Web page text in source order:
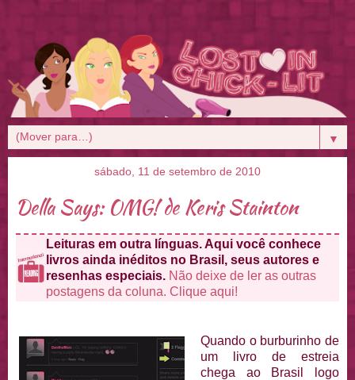
▼
sábado, 11 de setembro de 2010
Della Says: OMG! de Keris Stainton
Leituras em outra línguas. Aqui você conhece
livros ainda inéditos no Brasil, seus autores e
resenhas especiais. Não deixe de ler as outras
postagens da coluna. Clique aqui!
Quando o burburinho de
um livro de estreia
chega ao Brasil logo